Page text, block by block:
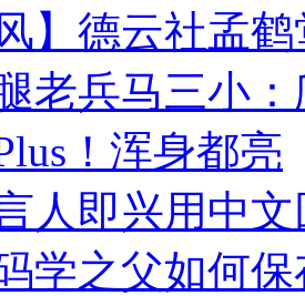
】德云社孟
老兵马三小
！浑身都亮
人即兴用中
学之父如何